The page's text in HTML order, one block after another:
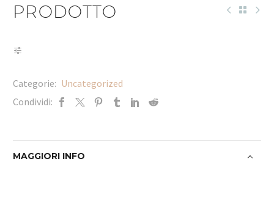
PRODOTTO
Categorie: Uncategorized
Condividi:
MAGGIORI INFO